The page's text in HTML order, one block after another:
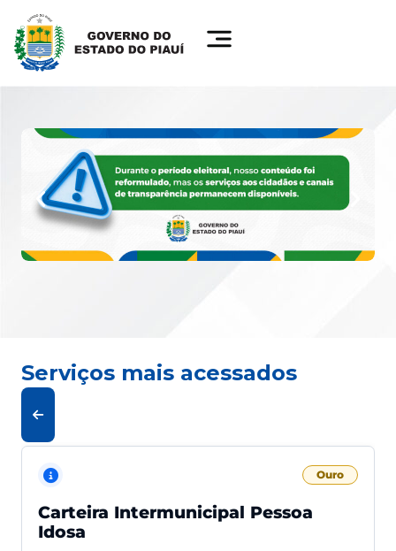
Serviços mais acessados
Ouro
Carteira Intermunicipal Pessoa
Idosa